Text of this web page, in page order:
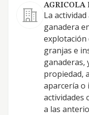
AGRICOLA
La
ganadera
explotación
granjas e
ganaderas,
propiedad,
aparcería o
actividades
a las